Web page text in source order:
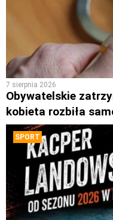
7 sierpnia 2026
Obywatelskie
kobieta rozbiła
SPORT